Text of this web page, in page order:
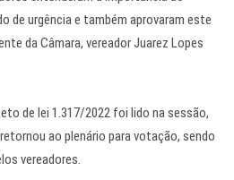
de urgência e também aprovaram este
da Câmara, vereador Juarez Lopes
de lei 1.317/2022 foi lido na sessão,
ao plenário para votação, sendo
vereadores.